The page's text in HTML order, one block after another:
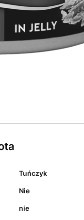
Tuńczyk
Nie
nie